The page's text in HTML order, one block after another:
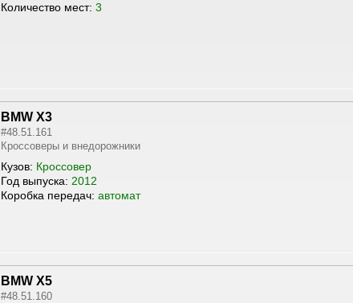
Количество мест: 3
BMW X3
#48.51.161
Кроссоверы и внедорожники
Кузов: Кроссовер
Год выпуска: 2012
Коробка передач: автомат
BMW X5
#48.51.160